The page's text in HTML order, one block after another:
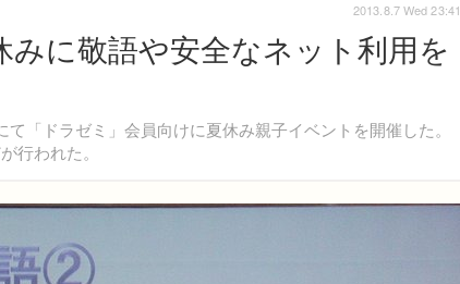
みに敬語や安全なネット利用を
「ドラゼミ」会員向けに夏休み親子イベントを開催した。
行われた。
2013.8.7 Wed 23:41